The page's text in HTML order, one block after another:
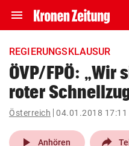
menu Navigation
ein-/ausklappen
account_circle Anmelden
pin_drop
Wien
REGIERUNGSKLAUSUR
ÖVP/FPÖ:
roter
Österreich 04.01.2018 17:11
play_arrow Anhören